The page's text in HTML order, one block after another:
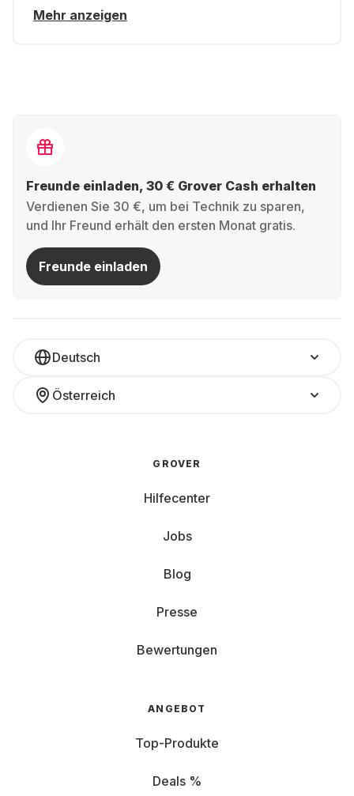
Mehr anzeigen
Freunde einladen, 30 € Grover Cash erhalten
Verdienen Sie 30 €, um bei Technik zu sparen,
und Ihr Freund erhält den ersten Monat gratis.
Freunde einladen
Deutsch
Österreich
GROVER
Hilfecenter
Jobs
Blog
Presse
Bewertungen
ANGEBOT
Top-Produkte
Deals %